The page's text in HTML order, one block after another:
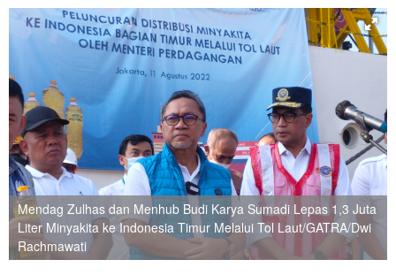
Mendag Zulhas dan Menhub Budi Karya Sumadi Lepas 1,3 Juta
Liter Minyakita ke Indonesia Timur Melalui Tol Laut/GATRA/Dwi
Rachmawati